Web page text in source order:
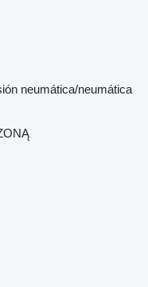
neumática/neumática